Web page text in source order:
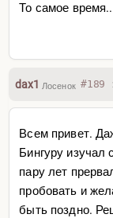
То самое
dax1 Лосенок #189
Всем привет.
Бингуру
пару лет
пробовать и
быть поздно.